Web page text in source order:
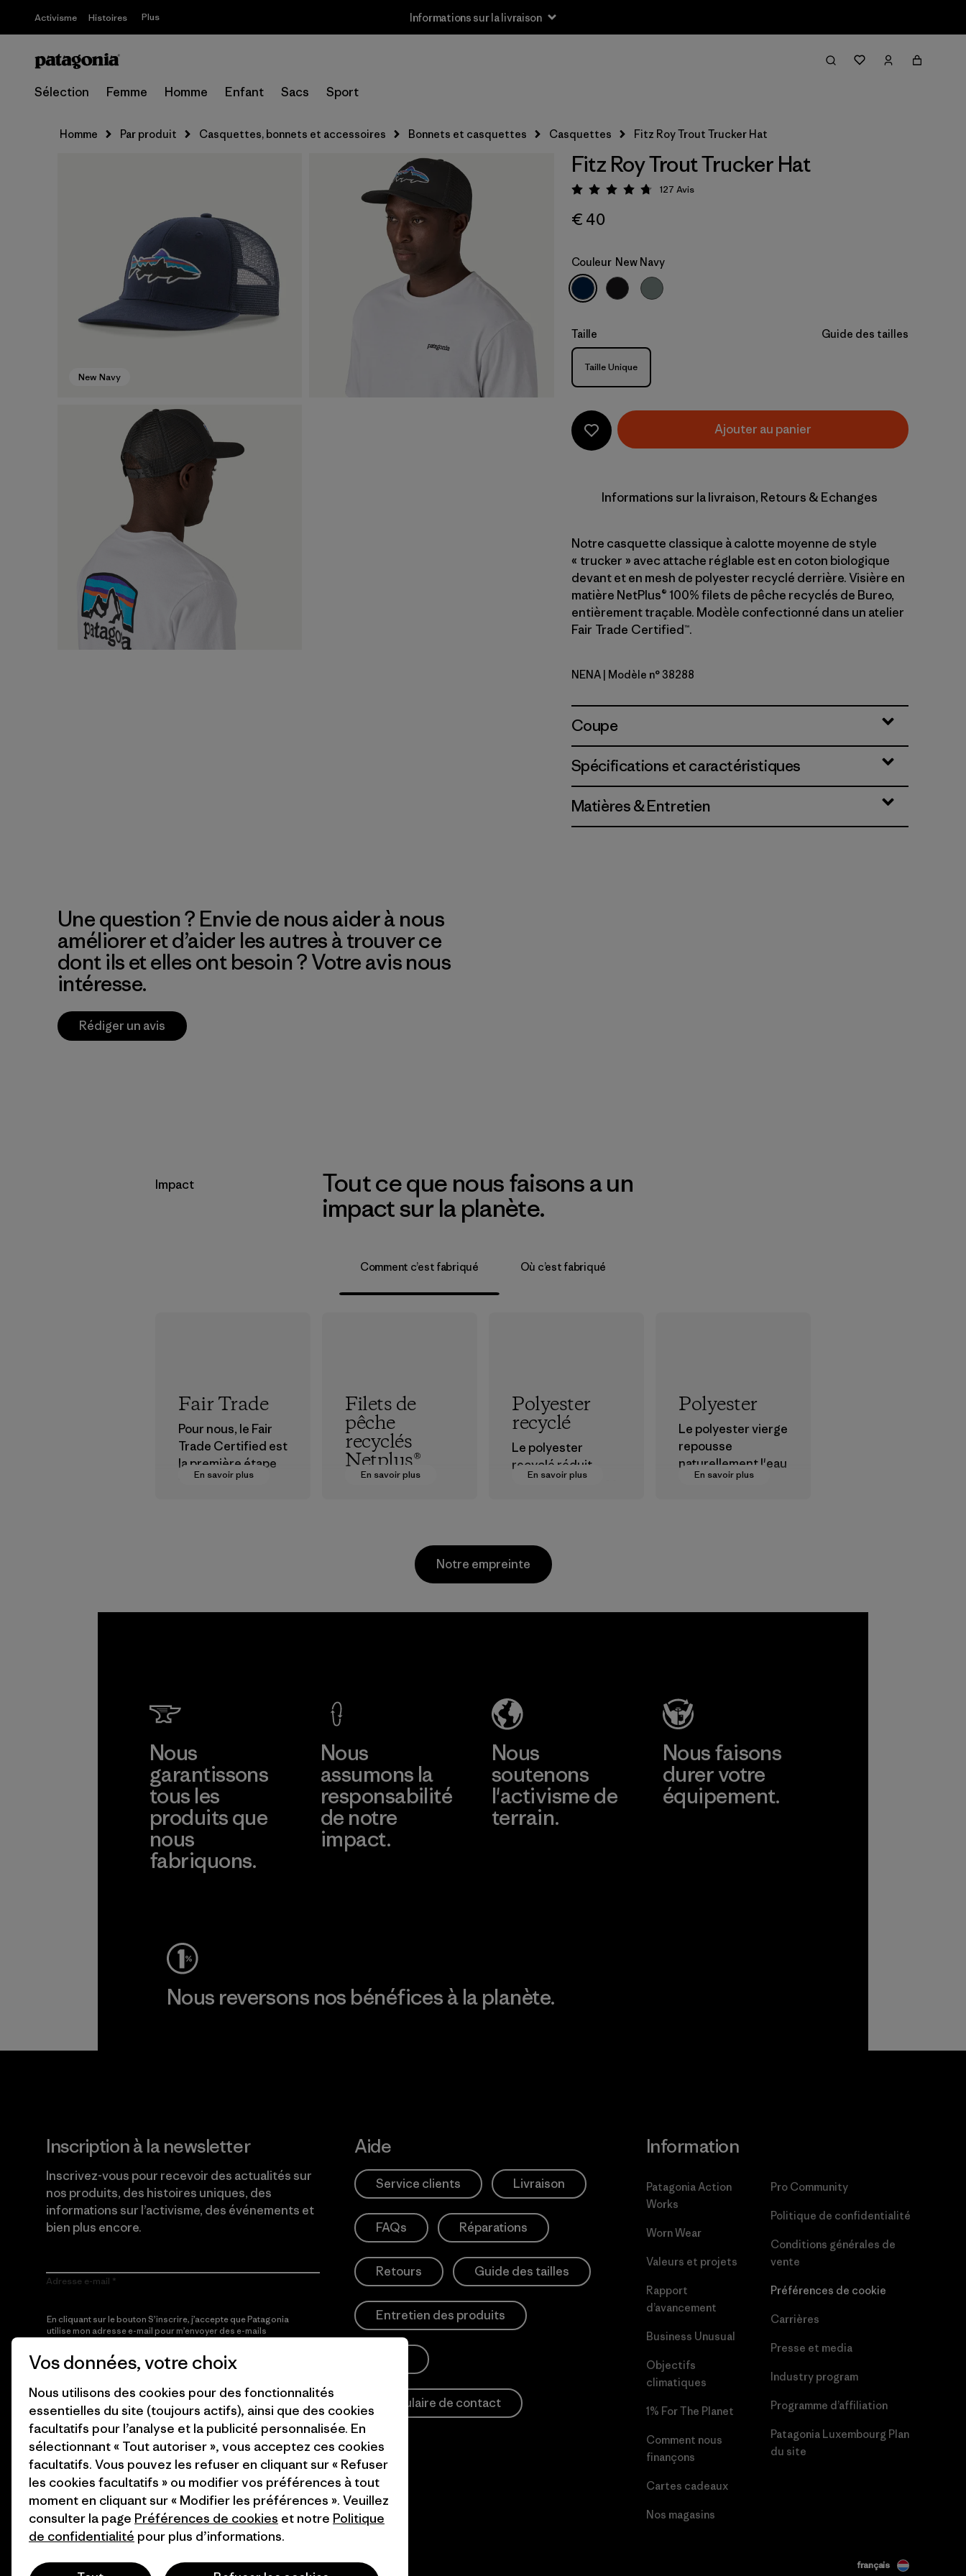
Activisme Histoires Plus Informations sur la livraison
Sélection Femme Homme Enfant Sacs Sport
Homme Par produit Casquettes, bonnets et accessoires Bonnets et casquettes Casquettes Fitz Roy Trout Trucker Hat
New Navy
Fitz Roy Trout Trucker Hat
Évaluation: 4.8 / 5
127 Avis
€ 40
Couleur New Navy
Taille Guide des tailles
Taille
Taille Unique
Ajouter au panier
Informations sur la livraison, Retours & Echanges
Notre casquette classique à calotte moyenne de style
« trucker » avec attache réglable est en coton biologique
devant et en mesh de polyester recyclé derrière. Visière en
matière NetPlus® 100% filets de pêche recyclés de Bureo,
entièrement traçable. Modèle confectionné dans un atelier
Fair Trade Certified™.
New Navy
NENA | Modèle n° 38288
Coupe
Spécifications et caractéristiques
Matières & Entretien
Une question ? Envie de nous aider à nous
améliorer et d’aider les autres à trouver ce
dont ils et elles ont besoin ? Votre avis nous
intéresse.
Rédiger un avis
Impact
Tout ce que nous faisons a un
impact sur la planète.
Comment c’est fabriqué Où c’est fabriqué
En savoir plus
Fair Trade
Pour nous, le Fair
Trade Certified est
la première étape
vers des
En savoir plus
Filets de
pêche
recyclés
Netplus®
Le matériau
pêche usagés
recyclés, collectés
En savoir plus
Polyester
recyclé
Le polyester
recyclé réduit
notre dépendance
Matières
En savoir plus
Polyester
Le polyester vierge
repousse
naturellement l'eau
et est très
En savoir plus
Chau Duc
Notre empreinte
Nous
garantissons
tous les
produits que
nous
fabriquons.
Nous
assumons la
responsabilité
de notre
impact.
Nous
soutenons
l'activisme de
terrain.
Nous faisons
durer votre
équipement.
Nous reversons nos bénéfices à la planète.
Inscription à la newsletter
Inscrivez-vous pour recevoir des actualités sur
nos produits, des histoires uniques, des
informations sur l’activisme, des événements et
bien plus encore.
Adresse e-mail
En cliquant sur le bouton S’inscrire, j’accepte que Patagonia
utilise mon adresse e-mail pour m’envoyer des e-mails
sensibilisation à l’activisme, les informations sur les événements
et autres, conformément à laPolitique de confidentialité
S’inscrire
Aide
Service clients Livraison
FAQs Réparations
Retours Guide des tailles
Entretien des produits
Formulaire de contact
Information
Patagonia Action
Works
Worn Wear
Valeurs et projets
Rapport
d’avancement
Business Unusual
Objectifs
climatiques
1% For The Planet
Comment nous
finançons
Cartes cadeaux
Nos magasins
Pro Community
Politique de confidentialité
Conditions générales de
vente
Préférences de cookie
Carrières
Presse et media
Industry program
Programme d’affiliation
Patagonia Luxembourg Plan
du site
© 2026 Patagonia, Inc. All Rights Reserved. français
Vos données, votre choix
Nous utilisons des cookies pour des fonctionnalités
essentielles du site (toujours actifs), ainsi que des cookies
facultatifs pour l’analyse et la publicité personnalisée. En
sélectionnant « Tout autoriser », vous acceptez ces cookies
facultatifs. Vous pouvez les refuser en cliquant sur « Refuser
les cookies facultatifs » ou modifier vos préférences à tout
moment en cliquant sur « Modifier les préférences ». Veuillez
consulter la page Préférences de cookies et notre Politique
de confidentialité pour plus d’informations.